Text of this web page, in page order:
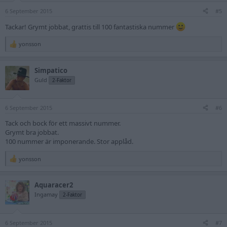
s
6 September 2015 #5
Tackar! Grymt jobbat, grattis till 100 fantastiska nummer
R
i
o
s
yonsson
Simpatico
Guld 2-Faktor
6 September 2015 #6
Tack och bock för ett massivt nummer.
Grymt bra jobbat.
100 nummer är imponerande. Stor applåd.
R
i
s
yonsson
Aquaracer2
Ingamay 2-Faktor
6 September 2015 #7